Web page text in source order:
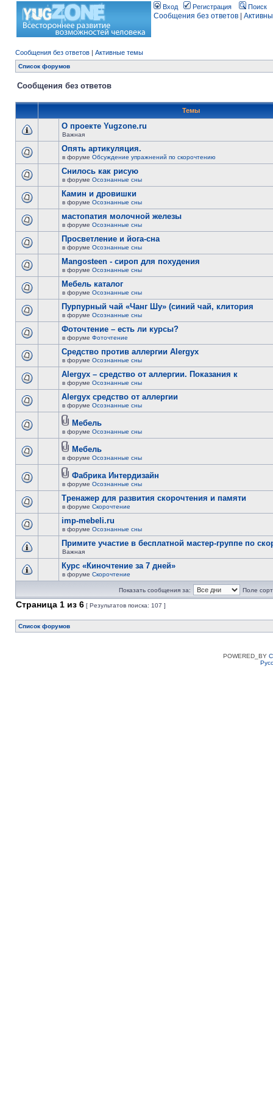
Вход Регистрация Поиск
Сообщения без ответов
Сообщения без ответов | Активные темы
Список форумов
Сообщения без ответов
Темы
О проекте Yugzone.ru
Важная
Опять артикуляция.
в форуме Обсуждение упражнений по скорочтению
Снилось как рисую
в форуме Осознанные сны
Камин и дровишки
в форуме Осознанные сны
мастопатия молочной железы
в форуме Осознанные сны
Просветление и йога-сна
в форуме Осознанные сны
Mangosteen - сироп для похудения
в форуме Осознанные сны
Мебель каталог
в форуме Осознанные сны
Пурпурный чай «Чанг Шу» (синий чай, клитория
в форуме Осознанные сны
Фоточтение – есть ли курсы?
в форуме Фоточтение
Cредство против аллергии Alergyx
в форуме Осознанные сны
Alergyx – средство от аллергии. Показания к
в форуме Осознанные сны
Alergyx средство от аллергии
в форуме Осознанные сны
Мебель
в форуме Осознанные сны
Мебель
в форуме Осознанные сны
Фабрика Интердизайн
в форуме Осознанные сны
Тренажер для развития скорочтения и памяти
в форуме Скорочтение
imp-mebeli.ru
в форуме Осознанные сны
Примите участие в бесплатной мастер-группе по
Важная
Курс «Киночтение за 7 дней»
в форуме Скорочтение
Показать сообщения за: Поле
Страница 1 из 6 [ Результатов поиска: 107 ]
Список форумов
POWERED_BY